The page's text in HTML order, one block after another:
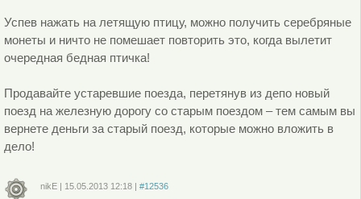
Успев нажать на летящую птицу, можно получить серебряные
монеты и ничто не помешает повторить это, когда вылетит
очередная бедная птичка!
Продавайте устаревшие поезда, перетянув из депо новый
поезд на железную дорогу со старым поездом – тем самым вы
вернете деньги за старый поезд, которые можно вложить в
дело!
nikE| 15.05.2013 12:18| #12536